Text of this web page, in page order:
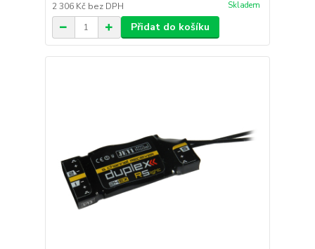
2 306 Kč bez DPH Skladem
Přidat do košíku